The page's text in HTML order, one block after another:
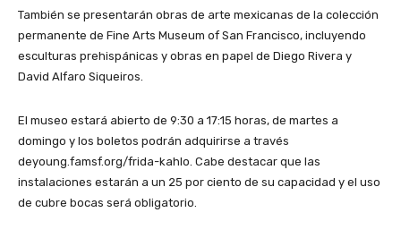
También se presentarán obras de arte mexicanas de la colección
permanente de Fine Arts Museum of San Francisco, incluyendo
esculturas prehispánicas y obras en papel de Diego Rivera y
David Alfaro Siqueiros.
El museo estará abierto de 9:30 a 17:15 horas, de martes a
domingo y los boletos podrán adquirirse a través
deyoung.famsf.org/frida-kahlo. Cabe destacar que las
instalaciones estarán a un 25 por ciento de su capacidad y el uso
de cubre bocas será obligatorio.